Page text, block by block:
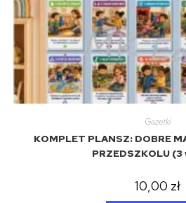
Gazetki
KOMPLET PLANSZ: DOBRE
PRZEDSZKOLU
10,00 zł